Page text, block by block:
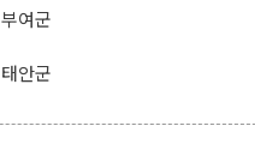
부여군
태안군